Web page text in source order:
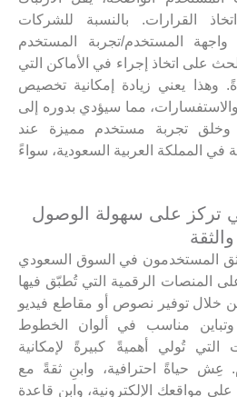
القرارات. بالنسبة للشركات
واجهة المستخدم/تجربة المستخدم
على اتخاذ إجراء في الأماكن التي
وهذا يعني زيادة إمكانية تخصيص
والاستفسارات، مما سيؤدي بدوره إلى
وخلق تجربة مستخدم مميزة عند
في المملكة العربية السعودية، سواءً
تركز على سهولة الوصول
المستخدمون في السوق السعودي
على المنصات الرقمية التي تُطبّق فيها
خلال توفير نصوص أو مقاطع فيديو
وتباين مناسب في ألوان الخطوط
تُولي أهميةً كبيرةً لإمكانية
عِش حياةً احترافية، وابنِ ثقةً مع
مواقعك الإلكترونية، وابنِ قاعدة